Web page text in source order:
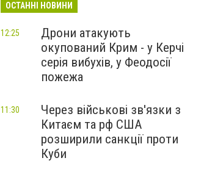
ОСТАННІ НОВИНИ
Дрони атакують
окупований Крим - у Керчі
серія вибухів, у Феодосії
пожежа
12:25
Через військові зв'язки з
Китаєм та рф США
розширили санкції проти
Куби
11:30